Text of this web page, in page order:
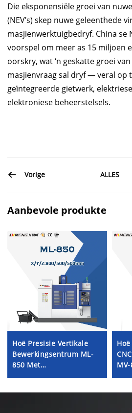
Die eksponensiële groei van
(NEV’s) skep nuwe geleenthede
masjienwerktuigbedryf. China se
voorspel om meer as 15 miljoen
oorskry, wat ‘n geskatte groei van
masjienvraag sal dryf — veral op
geïntegreerde gietwerk,
elektroniese beheerstelsels.
Vorige ALLES
Aanbevole produkte
Hoë Presisie Vertikale
Bewerkingsentrum ML-
850 Met
Houtkiskonstruksie, ATC